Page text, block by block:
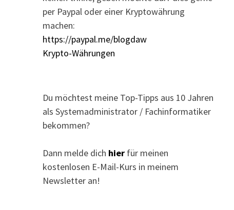
per Paypal oder einer Kryptowährung
machen:
https://paypal.me/blogdaw
Krypto-Währungen
Du möchtest meine Top-Tipps aus 10 Jahren
als Systemadministrator / Fachinformatiker
bekommen?
Dann melde dich hierfür meinen
kostenlosen E-Mail-Kurs in meinem
Newsletter an!